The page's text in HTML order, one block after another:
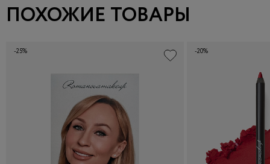
ПОХОЖИЕ ТОВАРЫ
-25% -20%